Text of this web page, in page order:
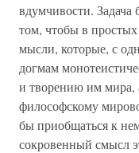
вдумчивости. Задача
том, чтобы в
мысли, которые, с
догмам
и творению им мира,
философскому
бы приобщаться к
сокровенный смысл